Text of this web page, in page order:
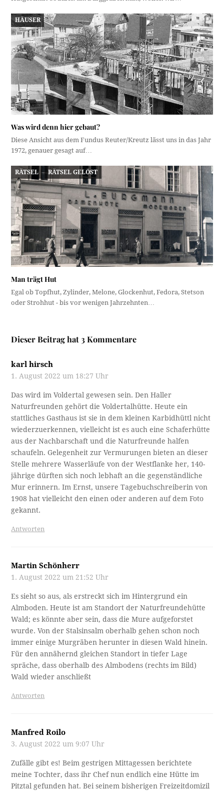
HÄUSER
Was wird denn hier gebaut?
Diese Ansicht aus dem Fundus Reuter/Kreutz lässt uns in das Jahr
1972, genauer gesagt auf…
RÄTSEL RÄTSEL GELÖST
Man trägt Hut
Egal ob Topfhut, Zylinder, Melone, Glockenhut, Fedora, Stetson
oder Strohhut - bis vor wenigen Jahrzehnten…
Dieser Beitrag hat 3 Kommentare
karl hirsch
1. August 2022 um 18:27 Uhr
Das wird im Voldertal gewesen sein. Den Haller
Naturfreunden gehört die Voldertalhütte. Heute ein
stattliches Gasthaus ist sie in dem kleinen Karbidhüttl nicht
wiederzuerkennen, vielleicht ist es auch eine Schaferhütte
aus der Nachbarschaft und die Naturfreunde halfen
schaufeln. Gelegenheit zur Vermurungen bieten an dieser
Stelle mehrere Wasserläufe von der Westflanke her, 140-
jährige dürften sich noch lebhaft an die gegenständliche
Mur erinnern. Im Ernst, unsere Tagebuchschreiberin von
1908 hat vielleicht den einen oder anderen auf dem Foto
gekannt.
Antworten
Martin Schönherr
1. August 2022 um 21:52 Uhr
Es sieht so aus, als erstreckt sich im Hintergrund ein
Almboden. Heute ist am Standort der Naturfreundehütte
Wald; es könnte aber sein, dass die Mure aufgeforstet
wurde. Von der Stalsinsalm oberhalb gehen schon noch
immer einige Murgräben herunter in diesen Wald hinein.
Für den annähernd gleichen Standort in tiefer Lage
spräche, dass oberhalb des Almbodens (rechts im Bild)
Wald wieder anschließt
Antworten
Manfred Roilo
3. August 2022 um 9:07 Uhr
Zufälle gibt es! Beim gestrigen Mittagessen berichtete
meine Tochter, dass ihr Chef nun endlich eine Hütte im
Pitztal gefunden hat. Bei seinem bisherigen Freizeitdomizil